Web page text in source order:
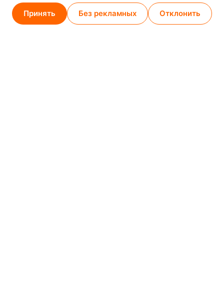
Карта проезда
Принять Без рекламных Отклонить